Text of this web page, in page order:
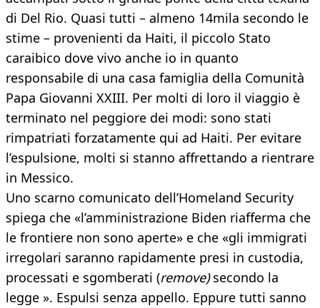
di Del Rio. Quasi tutti – almeno 14mila secondo le
stime – provenienti da Haiti, il piccolo Stato
caraibico dove vivo anche io in quanto
responsabile di una casa famiglia della Comunità
Papa Giovanni XXIII. Per molti di loro il viaggio è
terminato nel peggiore dei modi: sono stati
rimpatriati forzatamente qui ad Haiti. Per evitare
l’espulsione, molti si stanno affrettando a rientrare
in Messico.
Uno scarno comunicato dell’Homeland Security
spiega che «l’amministrazione Biden riafferma che
le frontiere non sono aperte» e che «gli immigrati
irregolari saranno rapidamente presi in custodia,
processati e sgomberati (remove)secondo la
legge ». Espulsi senza appello. Eppure tutti sanno